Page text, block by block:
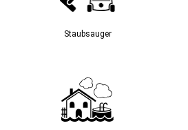
Staubsauger­